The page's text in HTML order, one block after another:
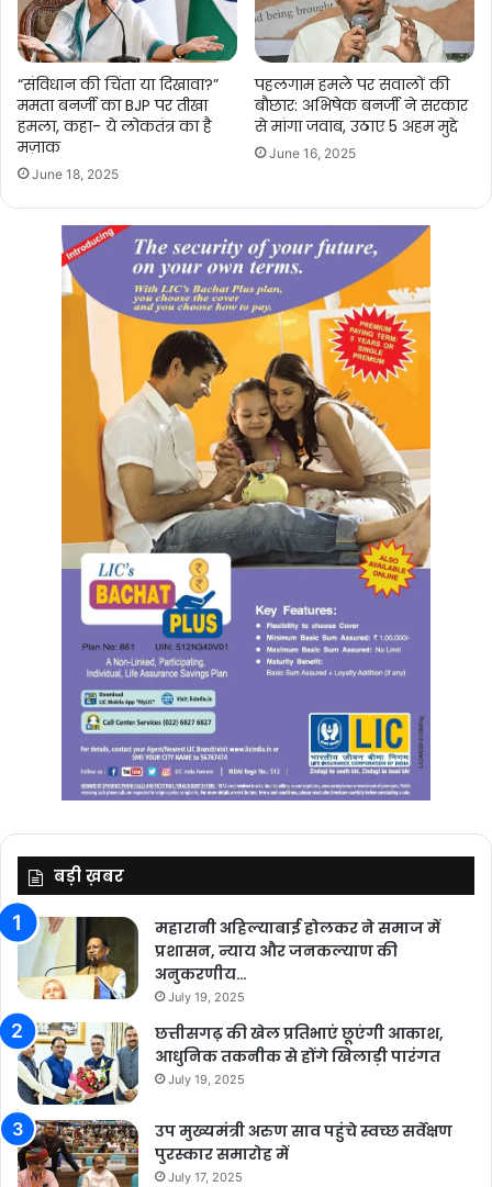
“संविधान की चिंता या दिखावा?”
ममता बनर्जी का BJP पर तीखा
हमला, कहा- ये लोकतंत्र का है
मज़ाक
June 18, 2025
पहलगाम हमले पर सवालों की
बौछार: अभिषेक बनर्जी ने सरकार
से मांगा जवाब, उठाए 5 अहम मुद्दे
June 16, 2025
बड़ी ख़बर
महारानी अहिल्याबाई होलकर ने समाज में
प्रशासन, न्याय और जनकल्याण की
अनुकरणीय…
July 19, 2025
छत्तीसगढ़ की खेल प्रतिभाएं छूएंगी आकाश,
आधुनिक तकनीक से होंगे खिलाड़ी पारंगत
July 19, 2025
उप मुख्यमंत्री अरुण साव पहुंचे स्वच्छ सर्वेक्षण
पुरस्कार समारोह में
July 17, 2025